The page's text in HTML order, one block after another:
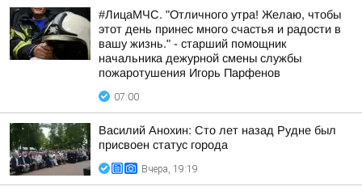
#ЛицаМЧС. "Отличного утра! Желаю, чтобы
этот день принес много счастья и радости в
вашу жизнь." - старший помощник
начальника дежурной смены службы
пожаротушения Игорь Парфенов
07:00
Василий Анохин: Сто лет назад Рудне был
присвоен статус города
Вчера, 19:19